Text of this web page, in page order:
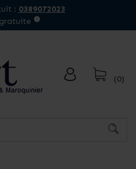
: 0389072023
(0)